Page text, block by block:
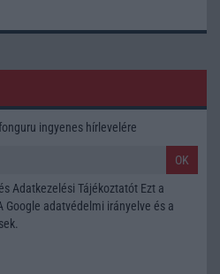
ingyenes hírlevelére
OK
Adatkezelési Tájékoztatót Ezt a
Google adatvédelmi irányelve és a